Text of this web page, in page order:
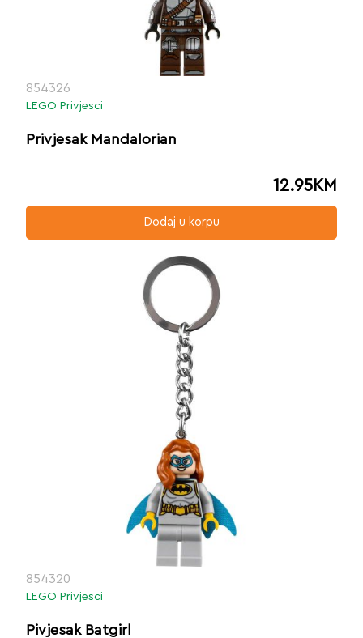
854326
LEGO Privjesci
Privjesak Mandalorian
12.95KM
Dodaj u korpu
854320
LEGO Privjesci
Pivjesak Batgirl